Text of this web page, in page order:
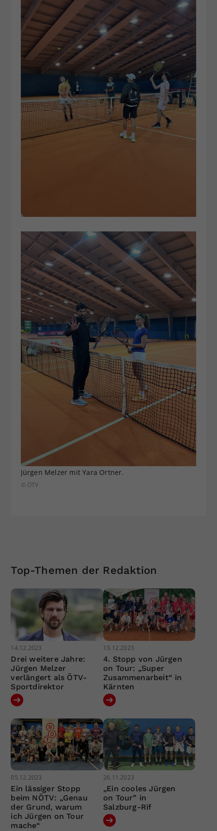
Jürgen Melzer mit Yara Ortner.
© ÖTV
Top-Themen der Redaktion
14.12.2023
Drei weitere Jahre:
Jürgen Melzer
verlängert als ÖTV-
Sportdirektor
13.12.2023
4. Stopp von Jürgen
on Tour: „Super
Zusammenarbeit“ in
Kärnten
05.12.2023
Ein lässiger Stopp
beim NÖTV: „Genau
der Grund, warum
ich Jürgen on Tour
mache“
26.11.2023
„Ein cooles Jürgen
on Tour” in
Salzburg-Rif